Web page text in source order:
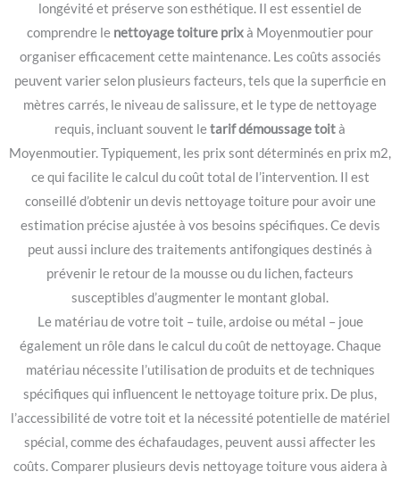
longévité et préserve son esthétique. Il est essentiel de
comprendre le nettoyage toiture prixà Moyenmoutier pour
organiser efficacement cette maintenance. Les coûts associés
peuvent varier selon plusieurs facteurs, tels que la superficie en
mètres carrés, le niveau de salissure, et le type de nettoyage
requis, incluant souvent letarif démoussage toità
Moyenmoutier. Typiquement, les prix sont déterminés en prix m2,
ce qui facilite le calcul du coût total de l’intervention. Il est
conseillé d’obtenir un devis nettoyage toiture pour avoir une
estimation précise ajustée à vos besoins spécifiques. Ce devis
peut aussi inclure des traitements antifongiques destinés à
prévenir le retour de la mousse ou du lichen, facteurs
susceptibles d’augmenter le montant global.
Le matériau de votre toit – tuile, ardoise ou métal – joue
également un rôle dans le calcul du coût de nettoyage. Chaque
matériau nécessite l’utilisation de produits et de techniques
spécifiques qui influencent le nettoyage toiture prix. De plus,
l’accessibilité de votre toit et la nécessité potentielle de matériel
spécial, comme des échafaudages, peuvent aussi affecter les
coûts. Comparer plusieurs devis nettoyage toiture vous aidera à